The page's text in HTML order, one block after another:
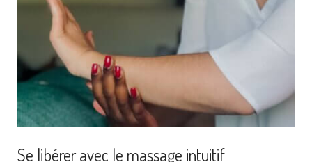
Se libérer avec le massage intuitif